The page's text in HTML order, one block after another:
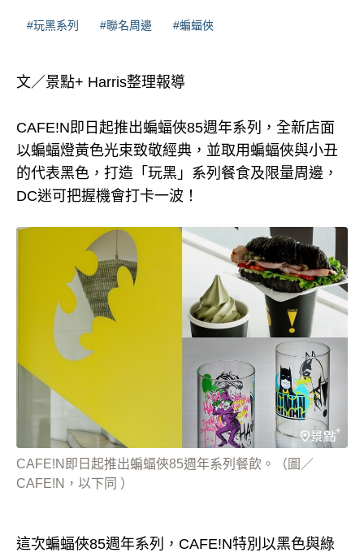
#玩黑系列 #聯名周邊 #蝙蝠俠
文／景點+ Harris整理報導
CAFE!N即日起推出蝙蝠俠85週年系列，全新店面
以蝙蝠燈黃色光束致敬經典，並取用蝙蝠俠與小丑
的代表黑色，打造「玩黑」系列餐食及限量周邊，
DC迷可把握機會打卡一波！
CAFE!N即日起推出蝙蝠俠85週年系列餐飲。（圖／
CAFE!N，以下同 ）
這次蝙蝠俠85週年系列，CAFE!N特別以黑色與綠